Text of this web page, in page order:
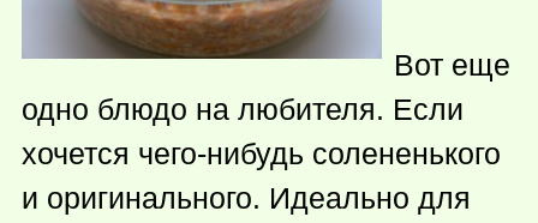
Вот еще
одно блюдо на любителя. Если
хочется чего-нибудь солененького
и оригинального. Идеально для